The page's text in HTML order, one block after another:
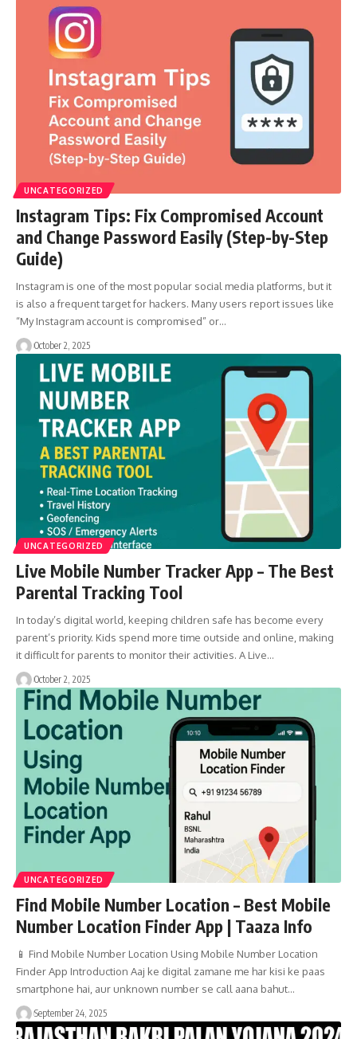
UNCATEGORIZED
Instagram Tips: Fix Compromised Account
and Change Password Easily (Step-by-Step
Guide)
Instagram is one of the most popular social media platforms, but it
is also a frequent target for hackers. Many users report issues like
“My Instagram account is compromised” or…
October 2, 2025
UNCATEGORIZED
Live Mobile Number Tracker App – The Best
Parental Tracking Tool
In today’s digital world, keeping children safe has become every
parent’s priority. Kids spend more time outside and online, making
it difficult for parents to monitor their activities. A Live…
October 2, 2025
UNCATEGORIZED
Find Mobile Number Location – Best Mobile
Number Location Finder App | Taaza Info
📱 Find Mobile Number Location Using Mobile Number Location
Finder App Introduction Aaj ke digital zamane me har kisi ke paas
smartphone hai, aur unknown number se call aana bahut…
September 24, 2025